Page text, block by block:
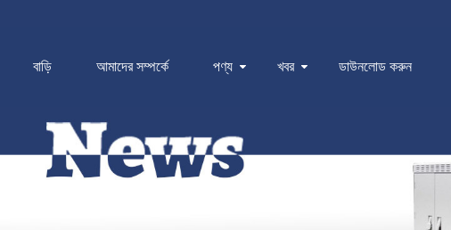
বাড়ি আমাদের সম্পর্কে পণ্য খবর ডাউনলোড করুন